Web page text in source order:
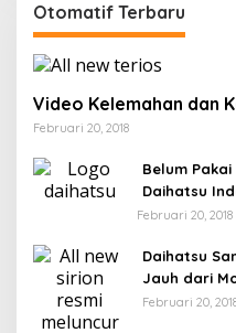
Otomatif Terbaru
Video Kelemahan dan
Februari 20, 2018
Belum
Daihatsu
Februari 20, 2018
Daihatsu
Jauh dari
Februari 20,